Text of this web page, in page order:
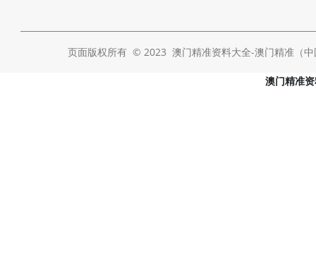
页面版权所有 © 2023 澳门精准资料大全-澳门精准
澳门精准